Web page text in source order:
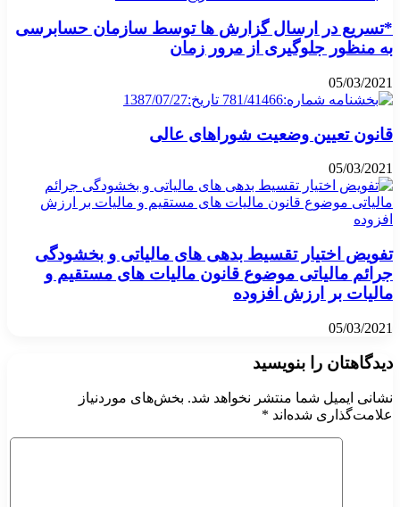
*تسریع در ارسال گزارش ها توسط سازمان حسابرسی
به منظور جلوگیری از مرور زمان
05/03/2021
قانون تعیین وضعیت شوراهای عالی
05/03/2021
تفویض اختیار تقسیط بدهی های مالیاتی و بخشودگی
جرائم مالیاتی موضوع قانون مالیات های مستقیم و
مالیات بر ارزش افزوده
05/03/2021
دیدگاهتان را بنویسید
نشانی ایمیل شما منتشر نخواهد شد. بخش‌های موردنیاز
علامت‌گذاری شده‌اند *